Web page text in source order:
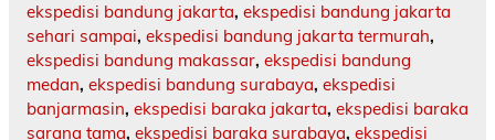
ekspedisi bandung jakarta, ekspedisi bandung jakarta
sehari sampai, ekspedisi bandung jakarta termurah,
ekspedisi bandung makassar, ekspedisi bandung
medan, ekspedisi bandung surabaya, ekspedisi
banjarmasin, ekspedisi baraka jakarta, ekspedisi baraka
sarana tama, ekspedisi baraka surabaya, ekspedisi